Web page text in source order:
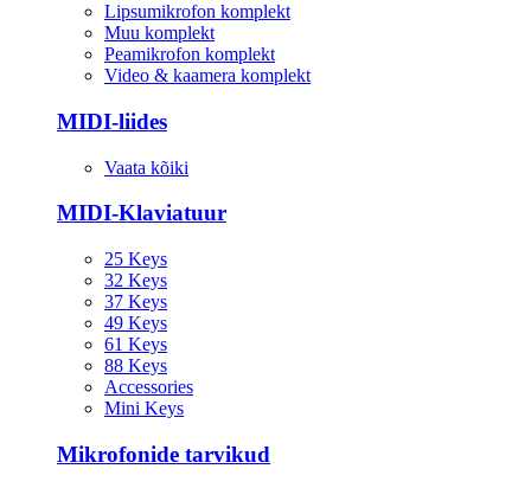
Lipsumikrofon komplekt
Muu komplekt
Peamikrofon komplekt
Video & kaamera komplekt
MIDI-liides
Vaata kõiki
MIDI-Klaviatuur
25 Keys
32 Keys
37 Keys
49 Keys
61 Keys
88 Keys
Accessories
Mini Keys
Mikrofonide tarvikud